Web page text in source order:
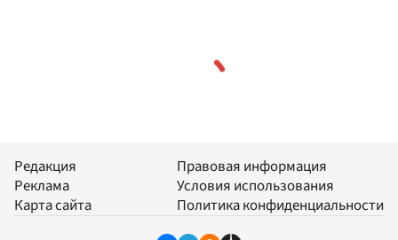
Редакция
Реклама
Карта сайта
Правовая информация
Условия использования
Политика конфиденциальности